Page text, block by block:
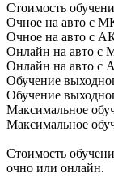
Стоимость
Очное на авто с
Очное на авто с
Онлайн на авто с
Онлайн на авто с
Обучение
Обучение
Максимальное
Максимальное
Стоимость
очно или онлайн.